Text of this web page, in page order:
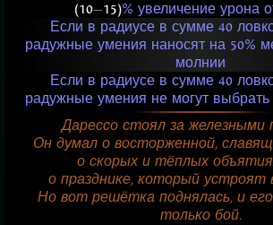
(10—15)% увеличение урона
Если в радиусе в сумме 40
радужные умения наносят на 50%
молнии
Если в радиусе в сумме 40
радужные умения не могут
Дарессо стоял за железными
Он думал о восторженной,
о скорых и тёплых
о празднике, который устроят
Но вот решётка поднялась, и
только бой.